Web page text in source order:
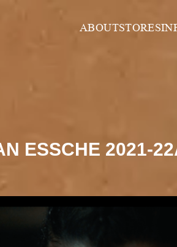
ABOUTSTORES
ESSCHE 2021-